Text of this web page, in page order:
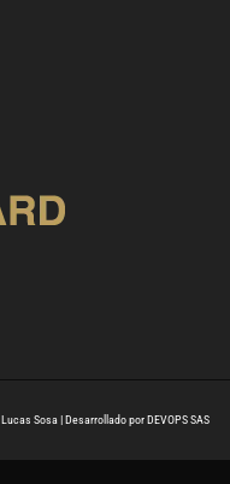
Sosa | Desarrollado por DEVOPS SAS